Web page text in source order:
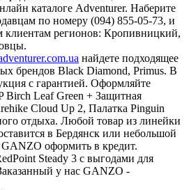
каталоге Adventurer. Наберите
по номеру (094) 855-05-73, и
клиентам регионов: Кропивницкий,
найдете подходящее
брендов Black Diamond, Primus. В
с гарантией. Оформляйте
Birch Leaf Green + Защитная
Cloud Up 2, Палатка Pinguin
отдыха. Любой товар из линейки
в Бердянск или небольшой
оформить в кредит.
Steady 3 с выгодами для
у нас GANZO -